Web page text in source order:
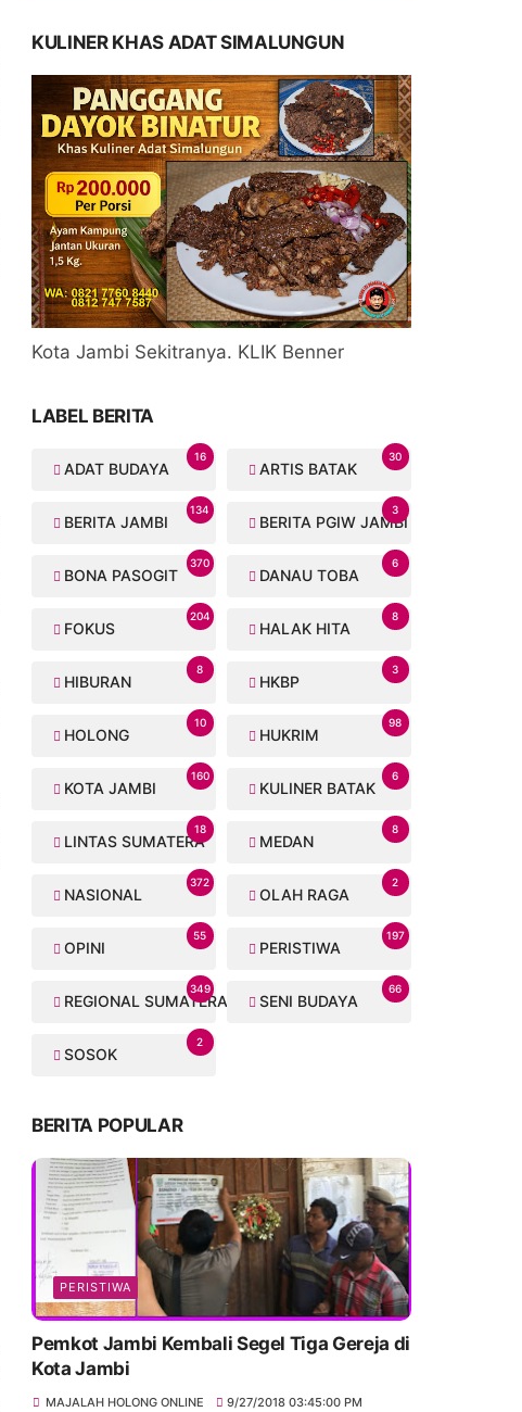
KULINER KHAS ADAT SIMALUNGUN
Kota Jambi Sekitranya. KLIK Benner
LABEL BERITA
ADAT BUDAYA
16
ARTIS BATAK
30
BERITA JAMBI
134
BERITA PGIW JAMBI
3
BONA PASOGIT
370
DANAU TOBA
6
FOKUS
204
HALAK HITA
8
HIBURAN
8
HKBP
3
HOLONG
10
HUKRIM
98
KOTA JAMBI
160
KULINER BATAK
6
LINTAS SUMATERA
18
MEDAN
8
NASIONAL
372
OLAH RAGA
2
OPINI
55
PERISTIWA
197
REGIONAL SUMATERA
349
SENI BUDAYA
66
SOSOK
2
BERITA POPULAR
PERISTIWA
Pemkot Jambi Kembali Segel Tiga Gereja di
Kota Jambi
MAJALAH HOLONG ONLINE 9/27/2018 03:45:00 PM